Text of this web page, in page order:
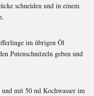
schneiden und in einem
im übrigen Öl
Putenschnitzeln geben und
mit 50 ml Kochwasser im